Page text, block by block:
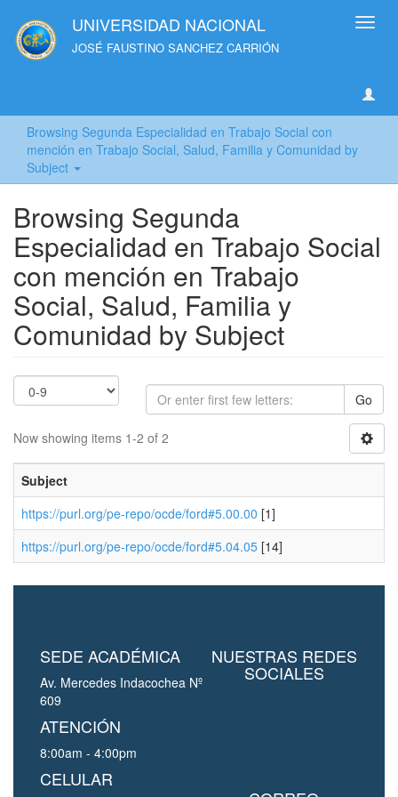
UNIVERSIDAD NACIONAL
JOSÉ FAUSTINO SANCHEZ CARRIÓN
Browsing Segunda Especialidad en Trabajo Social con
mención en Trabajo Social, Salud, Familia y Comunidad by
Subject
Browsing Segunda
Especialidad en Trabajo Social
con mención en Trabajo
Social, Salud, Familia y
Comunidad by Subject
Go
Now showing items 1-2 of 2
Subject
https://purl.org/pe-repo/ocde/ford#5.00.00 [1]
https://purl.org/pe-repo/ocde/ford#5.04.05 [14]
SEDE ACADÉMICA
Av. Mercedes Indacochea Nº
609
ATENCIÓN
8:00am - 4:00pm
CELULAR
NUESTRAS REDES
SOCIALES